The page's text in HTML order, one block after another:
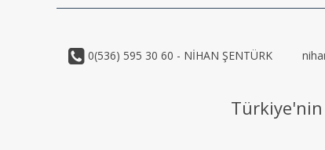
0(536) 595 30 60 - NİHAN ŞENTÜRK